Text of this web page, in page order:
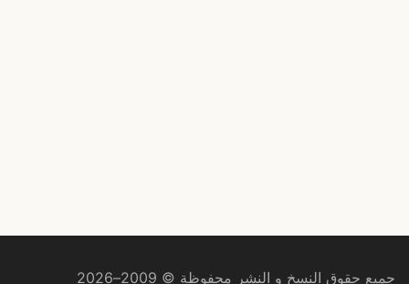
جميع حقوق النسخ و النشر محفوظة © 2009–2026